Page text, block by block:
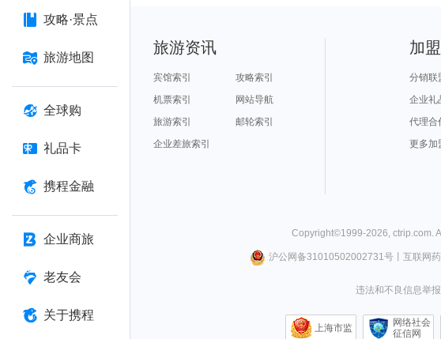
攻略·景点
旅游地图
全球购
礼品卡
携程金融
企业商旅
老友会
关于携程
旅游资讯
宾馆索引
攻略索引
机票索引
网站导航
旅游索引
邮轮索引
企业差旅索引
加
分销联
企业礼
代理合
更多加
Copyright©1999-2026, ctrip.com.
沪公网备31010502002731号丨 互联网
违法和不良信息举
上海市监
网络社会
征信网